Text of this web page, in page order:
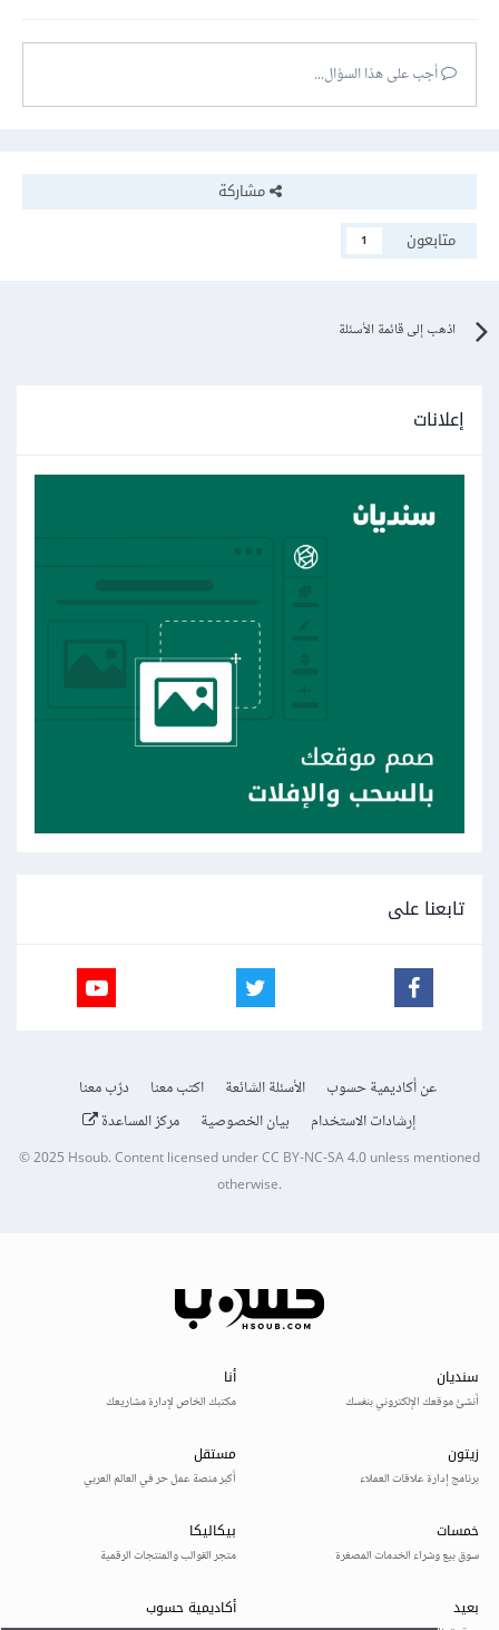
أجب على هذا السؤال...
مشاركة
متابعون
1
اذهب إلى قائمة الأسئلة
إعلانات
تابعنا على
عن أكاديمية حسوب الأسئلة الشائعة اكتب معنا
درّب معنا
إرشادات الاستخدام
بيان الخصوصية مركز المساعدة
© 2025Hsoub.Content licensed underCC BY-NC-SA 4.0unless mentioned
otherwise.